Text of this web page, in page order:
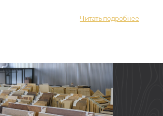
Читать подробнее